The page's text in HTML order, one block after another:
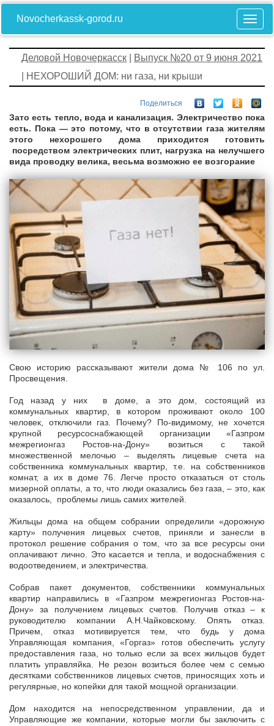
Novocherkassk-gorod.ru
Деловой Новочеркасск
Выпуск №20 от 9 июня 2021
| НЕХОРОШИЙ ДОМ: ни газа, ни крыши
Поделиться
Зато есть тепло, вода и канализация. Электричество пока
есть. Пока — это потому, что в отсутствии газа жителям
этого нехорошего дома приходится готовить
посредством электрических плит, нагрузка на нелучшего
вида проводку велика, весьма возможно ее возгорание
Свою историю рассказывают жители дома № 106 по ул.
Просвещения.
Год назад у них в доме, а это дом, состоящий из
коммунальных квартир, в котором проживают около 100
человек, отключили газ. Почему? По-видимому, не хочется
крупной ресурсоснабжающей организации «Газпром
межрегионгаз Ростов-на-Дону» возиться с такой
множественной мелочью – выделять лицевые счета на
собственника коммунальных квартир, т.е. на собственников
комнат, а их в доме 76. Легче просто отказаться от столь
мизерной оплаты, а то, что люди оказались без газа, – это, как
оказалось, проблемы лишь самих жителей.
Жильцы дома на общем собрании определили «дорожную
карту» получения лицевых счетов, приняли и занесли в
протокол решение собрания о том, что за все ресурсы они
оплачивают лично. Это касается и тепла, и водоснабжения с
водоотведением, и электричества.
Собрав пакет документов, собственники коммунальных
квартир направились в «Газпром межрегионгаз Ростов-на-
Дону» за получением лицевых счетов. Получив отказ – к
руководителю компании А.Н.Чайковскому. Опять отказ.
Причем, отказ мотивируется тем, что будь у дома
Управляющая компания, «Горгаз» готов обеспечить услугу
предоставления газа, но только если за всех жильцов будет
платить управляйка. Не резон возиться более чем с семью
десятками собственников лицевых счетов, приносящих хоть и
регулярные, но копейки для такой мощной организации.
Дом находится на непосредственном управлении, да и
Управляющие же компании, которые могли бы заключить с